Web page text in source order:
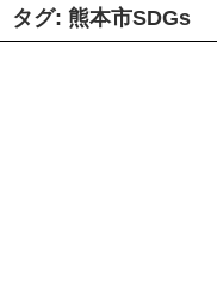
タグ: 熊本市SDGs